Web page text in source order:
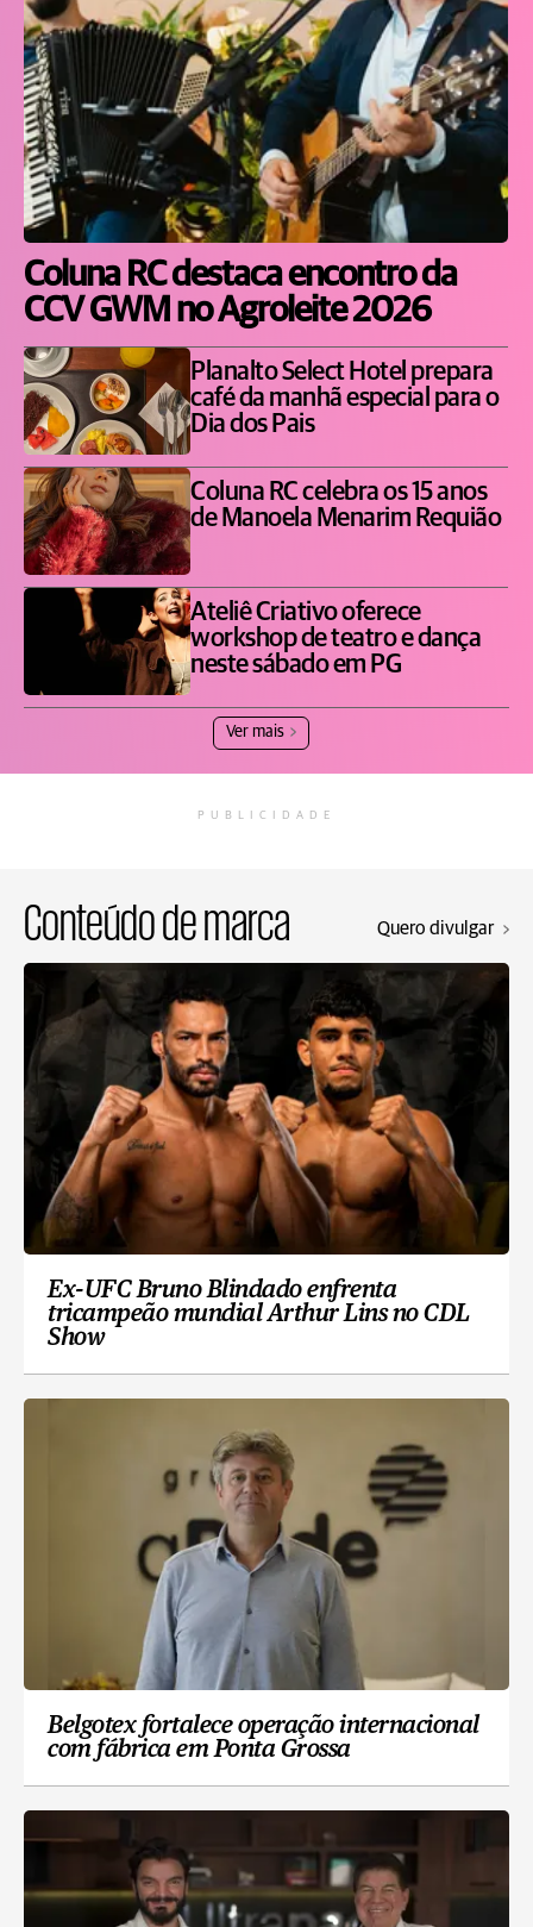
Coluna RC destaca encontro da
CCV GWM no Agroleite 2026
Planalto Select Hotel prepara
café da manhã especial para o
Dia dos Pais
Coluna RC celebra os 15 anos
de Manoela Menarim Requião
Ateliê Criativo oferece
workshop de teatro e dança
neste sábado em PG
Ver mais
PUBLICIDADE
Conteúdo de marca Quero divulgar
Ex-UFC Bruno Blindado enfrenta
tricampeão mundial Arthur Lins no CDL
Show
Belgotex fortalece operação internacional
com fábrica em Ponta Grossa